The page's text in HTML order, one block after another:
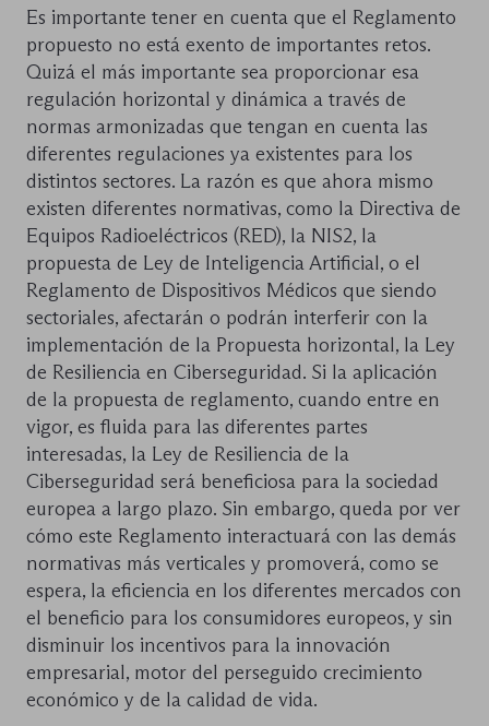
Es importante tener en cuenta que el Reglamento
propuesto no está exento de importantes retos.
Quizá el más importante sea proporcionar esa
regulación horizontal y dinámica a través de
normas armonizadas que tengan en cuenta las
diferentes regulaciones ya existentes para los
distintos sectores. La razón es que ahora mismo
existen diferentes normativas, como la Directiva de
Equipos Radioeléctricos (RED), la NIS2, la
propuesta de Ley de Inteligencia Artificial, o el
Reglamento de Dispositivos Médicos que siendo
sectoriales, afectarán o podrán interferir con la
implementación de la Propuesta horizontal, la Ley
de Resiliencia en Ciberseguridad. Si la aplicación
de la propuesta de reglamento, cuando entre en
vigor, es fluida para las diferentes partes
interesadas, la Ley de Resiliencia de la
Ciberseguridad será beneficiosa para la sociedad
europea a largo plazo. Sin embargo, queda por ver
cómo este Reglamento interactuará con las demás
normativas más verticales y promoverá, como se
espera, la eficiencia en los diferentes mercados con
el beneficio para los consumidores europeos, y sin
disminuir los incentivos para la innovación
empresarial, motor del perseguido crecimiento
económico y de la calidad de vida.